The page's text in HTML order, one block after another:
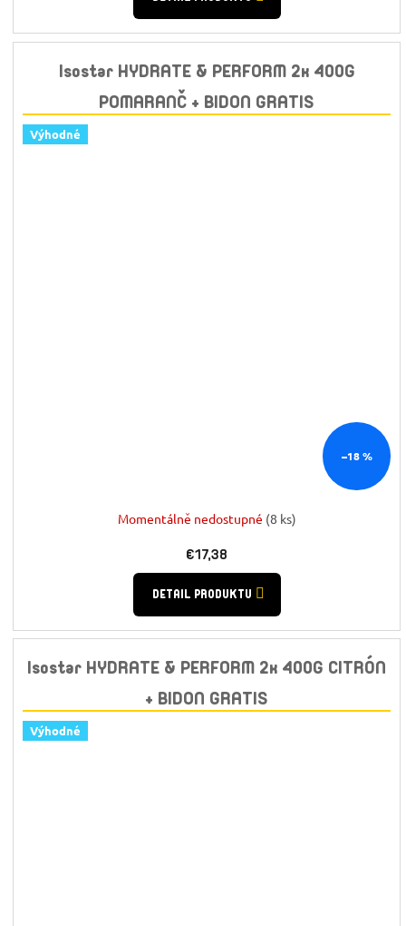
Isostar HYDRATE & PERFORM 2x 400G
POMARANČ + BIDON GRATIS
Výhodné
–18 %
Momentálně nedostupné (8 ks)
€17,38
DETAIL PRODUKTU
Isostar HYDRATE & PERFORM 2x 400G CITRÓN
+ BIDON GRATIS
Výhodné